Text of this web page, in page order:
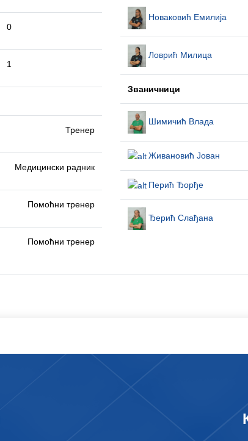
0
1
Тренер
Медицински радник
Помоћни тренер
Помоћни тренер
Новаковић Емилија
Ловрић Милица
Званичници
Шимичић Влада
Живановић Јован
Перић Ђорђе
Ђерић Слађана